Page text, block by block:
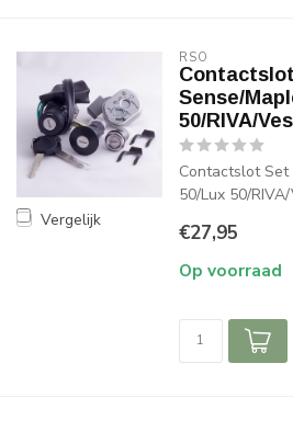
Vergelijk
RSO
Sense/
50/RIVA/
Contactslot Set
50/Lux 50/
€27,95
Op voorraad